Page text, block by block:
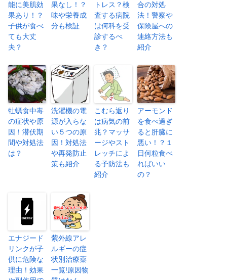
能に美肌効
果あり！？
子供が食べ
ても大丈
夫？
果なし！？
味や栄養成
分も検証
トレス？検
査する病院
は何科を受
診するべ
き？
合の対処
法！警察や
保険屋への
連絡方法も
紹介
牡蠣食中毒
の症状や原
因！潜伏期
間や対処法
は？
洗濯機の電
源が入らな
い５つの原
因！対処法
や再発防止
策も紹介
こむら返り
は病気の前
兆？マッサ
ージやスト
レッチによ
る予防法も
紹介
アーモンド
を食べ過ぎ
ると肝臓に
悪い！？１
日何粒食べ
ればいい
の？
エナジード
リンクが子
供に危険な
理由！効果
紫外線アレ
ルギーの症
状別治療薬
一覧!原因物